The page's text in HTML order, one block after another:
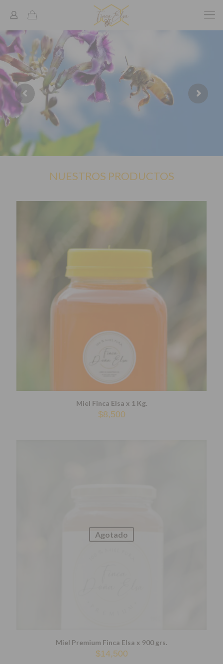
NUESTROS PRODUCTOS
Miel Finca Elsa x 1 Kg.
$8,500
Agotado
Miel Premium Finca Elsa x 900 grs.
$14,500